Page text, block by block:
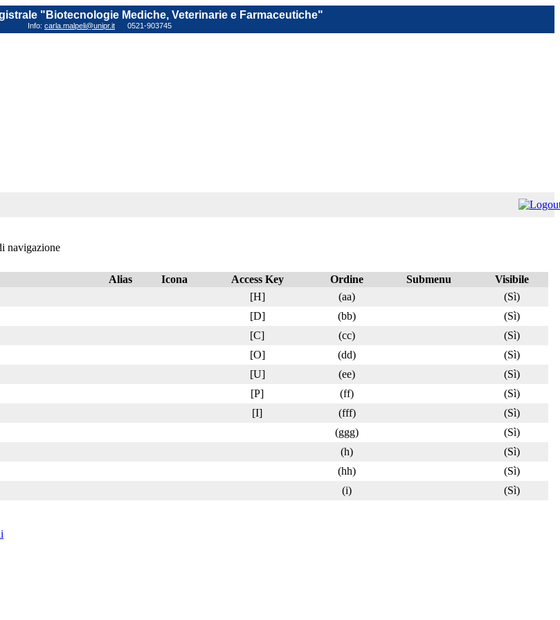
"Biotecnologie Mediche, Veterinarie e Farmaceutiche"
Info: carla.malpeli@unipr.it 0521-903745
navigazione
Alias Icona Access Key Ordine Submenu
Visibile
[H] (aa)
(Sì)
[D] (bb)
(Sì)
[C] (cc)
(Sì)
[O] (dd)
(Sì)
[U] (ee)
(Sì)
[P] (ff)
(Sì)
[I] (fff)
(Sì)
(ggg)
(Sì)
(h)
(Sì)
(hh)
(Sì)
(i)
(Sì)